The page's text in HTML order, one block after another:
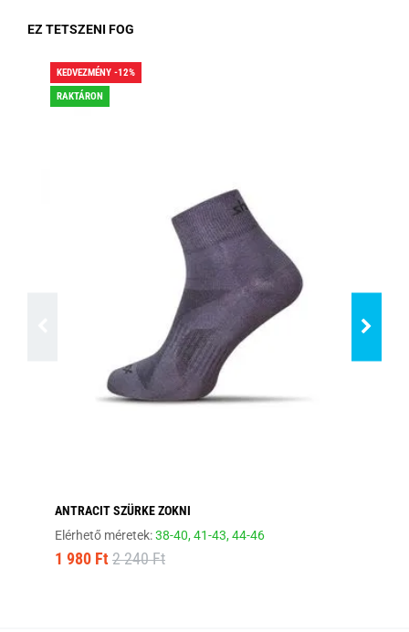
EZ TETSZENI FOG
KEDVEZMÉNY -12%
RAKTÁRON
ANTRACIT SZÜRKE ZOKNI
Elérhető méretek:38-40,41-43,44-46
1 980 Ft 2 240 Ft